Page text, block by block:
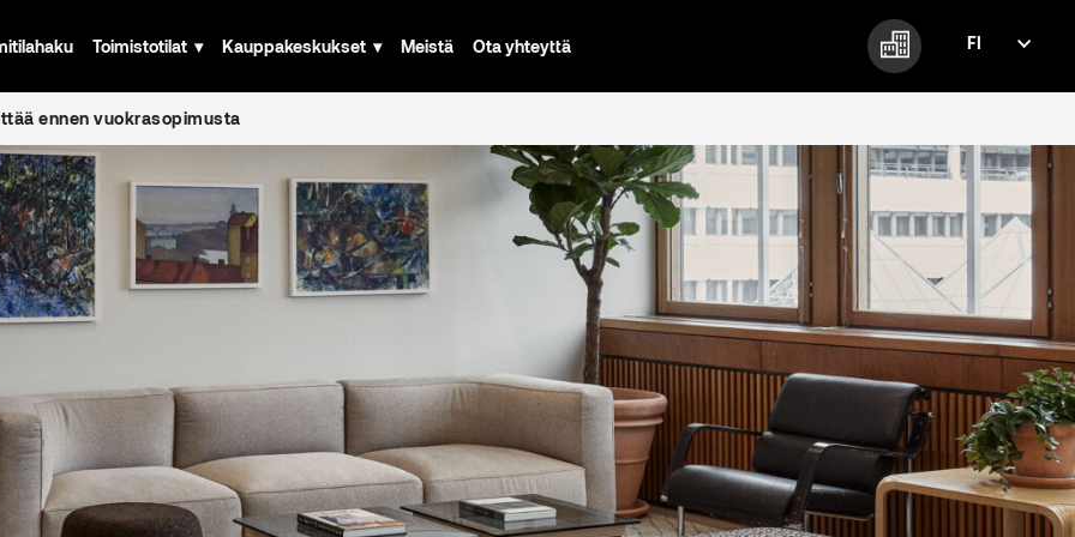
Toimistotilat Kauppakeskukset Meistä Ota yhteyttä
FI
ennen vuokrasopimusta